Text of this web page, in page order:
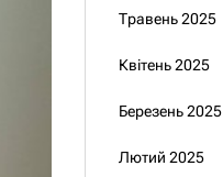
Травень 2025
Квітень 2025
Березень 2025
Лютий 2025